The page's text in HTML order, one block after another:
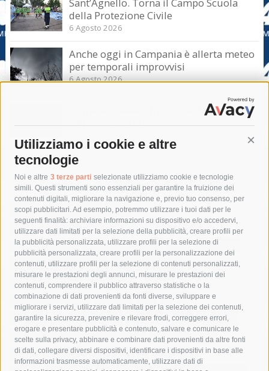
Utilizziamo i cookie e altre
tecnologie
Noi e altre 3 terze parti selezionate utilizziamo cookie e tecnologie
simili. Questi strumenti sono essenziali per garantire la fruizione dei
contenuti digitali, migliorare la navigazione e, previo tuo consenso, per
scopi pubblicitari. Ad esempio, potremmo utilizzare i tuoi dati per le
seguenti finalità: archiviare informazioni su dispositivo e/o accedervi,
utilizzare dati limitati per la selezione della pubblicità, creare profili per
la pubblicità personalizzata, utilizzare profili per la selezione di
pubblicità personalizzata, creare profili per la personalizzazione dei
contenuti, utilizzare profili per la selezione di contenuti personalizzati,
misurare le prestazioni degli annunci, misurare le prestazioni dei
contenuti, comprendere il pubblico attraverso statistiche o la
combinazione di dati provenienti da fonti diverse, sviluppare e
migliorare i servizi, utilizzare dati limitati per la selezione dei contenuti,
garantire la sicurezza, prevenire e rilevare frodi, correggere errori,
erogare e presentare pubblicità e contenuto, salvare e comunicare le
scelte sulla privacy, abbinare e combinare dati provenienti da altre fonti
di dati, collegare diversi dispositivi, identificare i dispositivi in base alle
informazioni trasmesse automaticamente, utilizzare dati di
della Protezione Civile
6 Agosto 2026
Anche oggi in Campania è allerta meteo
per temporali improvvisi
6 Agosto 2026
Domani e sabato interrotta la linea Eav
Tag
acqua allerta meteo
anas
area marina protetta di punta campanella
arresto
Asl Napoli 3 sud
capitaneria di porto capri
carabinieri
castellammare di stabia
circumvesuviana
comune di sorrento
concerto
contagi
costiera amalfitana
covid-19 eav
elezioni
fondazione sorrento
gori guardia costiera
incidente
lavori
lorenzo balducelli mare
massa lubrense
massimo coppola
Meta napoli
ordinanza